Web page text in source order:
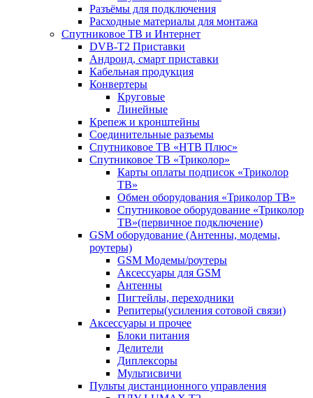
Разъёмы для подключения
Расходные материалы для монтажа
Спутниковое ТВ и Интернет
DVB-Т2 Приставки
Андроид, смарт приставки
Кабельная продукция
Конвертеры
Круговые
Линейные
Крепеж и кронштейны
Соединительные разъемы
Спутниковое ТВ «НТВ Плюс»
Спутниковое ТВ «Триколор»
Карты оплаты подписок «Триколор
ТВ»
Обмен оборудования «Триколор ТВ»
Спутниковое оборудование «Триколор
ТВ»(первичное подключение)
GSM оборудование (Антенны, модемы,
роутеры)
GSM Модемы/роутеры
Аксессуары для GSM
Антенны
Пигтейлы, переходники
Репитеры(усиления сотовой связи)
Аксессуары и прочее
Блоки питания
Делители
Диплексоры
Мультисвичи
Пульты дистанционного управления